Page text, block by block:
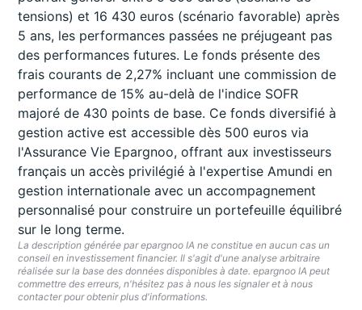
tensions) et 16 430 euros (scénario favorable) après
5 ans, les performances passées ne préjugeant pas
des performances futures. Le fonds présente des
frais courants de 2,27% incluant une commission de
performance de 15% au-delà de l'indice SOFR
majoré de 430 points de base. Ce fonds diversifié à
gestion active est accessible dès 500 euros via
l'Assurance Vie Epargnoo, offrant aux investisseurs
français un accès privilégié à l'expertise Amundi en
gestion internationale avec un accompagnement
personnalisé pour construire un portefeuille équilibré
sur le long terme.
La description générée par epargnoo IA ne constitue en aucun cas un
conseil en investissement financier. Il s'agit d'une analyse arbitraire
réalisée sur la base des données disponibles à date. epargnoo IA peut
commettre des erreurs, n'hésitez pas à nous les signaler et à nous
contacter pour obtenir plus d'informations.